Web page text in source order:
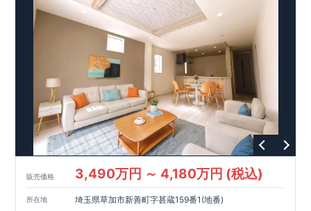
◎
暮らしに寄り添う住環境
◎
～徒歩圏内～
教育環境
／コンビニ/ドラッグストア／
【教育施設】
カナリヤ幼稚園 約840m （徒歩11 分）​アイン金沢文庫保育
（徒歩14 分）
マミーズエンジェル金沢文庫駅前保
育園 約
1400m（徒歩18分）​ 釜利谷小学校 約822m （徒歩
釜利谷中学校 約1700m（徒歩22分）
【買い物施設】 ​ローソン横浜釜利谷東五丁目店 約190m
3分）​セブン-イレブン横浜釜利谷東 3丁目店 約 750m （徒歩
10分）​そうてつローゼン釜利谷店 約1000m （徒歩13 分）​ク
リエイト S・D金沢釜利谷店 約750m（徒歩10
【その他施設】
みやざき内科医院 約154m（徒歩2分）
金沢白百合クリニッ
（徒歩4 分）
自然公園 約400m（徒歩5分）​ 夏山東公園 約667m（徒歩
分）
■東栄住宅の家作り■​■ブルーミングガーデンのこだわり■
​↑各タイトルをクリック↑ ​​■長期優良住宅取得
販売価格 3,490万円 ～ 4,180万円 (税込)
所在地 埼玉県草加市新善町字甚蔵159番1(地番)